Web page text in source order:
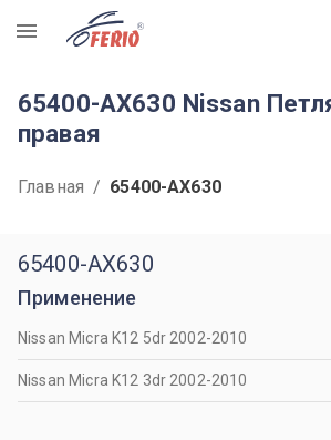
R
65400-AX630 Nissan
правая
Главная / 65400-AX630
65400-AX630
Применение
Nissan Micra K12 5dr 2002-2010
Nissan Micra K12 3dr 2002-2010